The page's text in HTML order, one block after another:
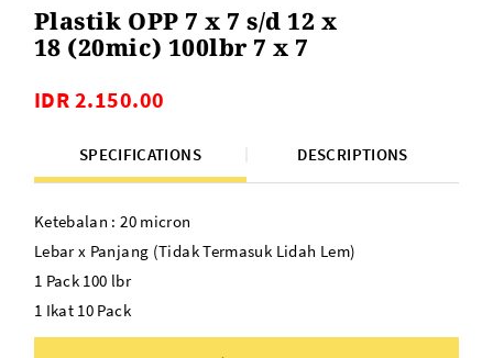
Plastik OPP 7 x 7 s/d 12 x
18 (20mic) 100lbr 7 x 7
IDR 2.150.00
SPECIFICATIONS DESCRIPTIONS
Ketebalan : 20 micron
Lebar x Panjang (Tidak Termasuk Lidah Lem)
1 Pack 100 lbr
1 Ikat 10 Pack